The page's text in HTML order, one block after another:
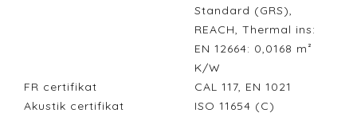
Standard (GRS),
REACH, Thermal ins:
EN 12664: 0,0168 m²
K/W
FR certifikat
CAL 117, EN 1021
Akustik certifikat
ISO 11654 (C)